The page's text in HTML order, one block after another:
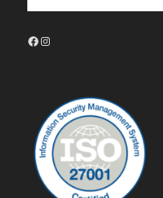
Facebook
Instagram